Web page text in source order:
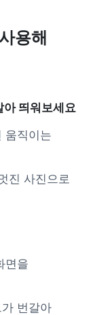
용해
띄워보세요
움직이는
진 사진으로
면을
번갈아